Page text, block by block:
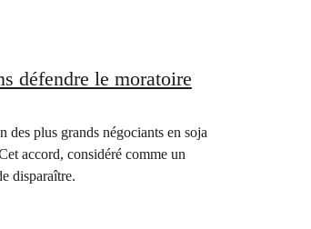
défendre le moratoire
des plus grands négociants en soja
accord, considéré comme un
disparaître.